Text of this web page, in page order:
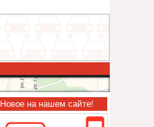
Новое на нашем сайте!